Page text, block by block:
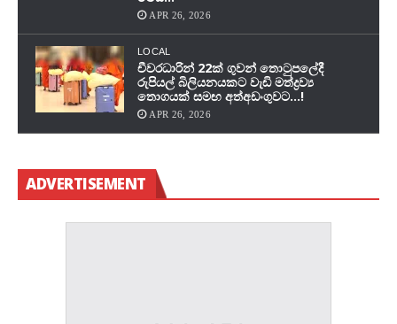
APR 26, 2026
LOCAL
චීවරධාරින් 22ක් ගුවන් තොටුපලේදී
රුපියල් බිලියනයකට වැඩි මත්ද්‍රව්‍ය
තොගයක් සමඟ අත්අඩංගුවට…!
APR 26, 2026
ADVERTISEMENT